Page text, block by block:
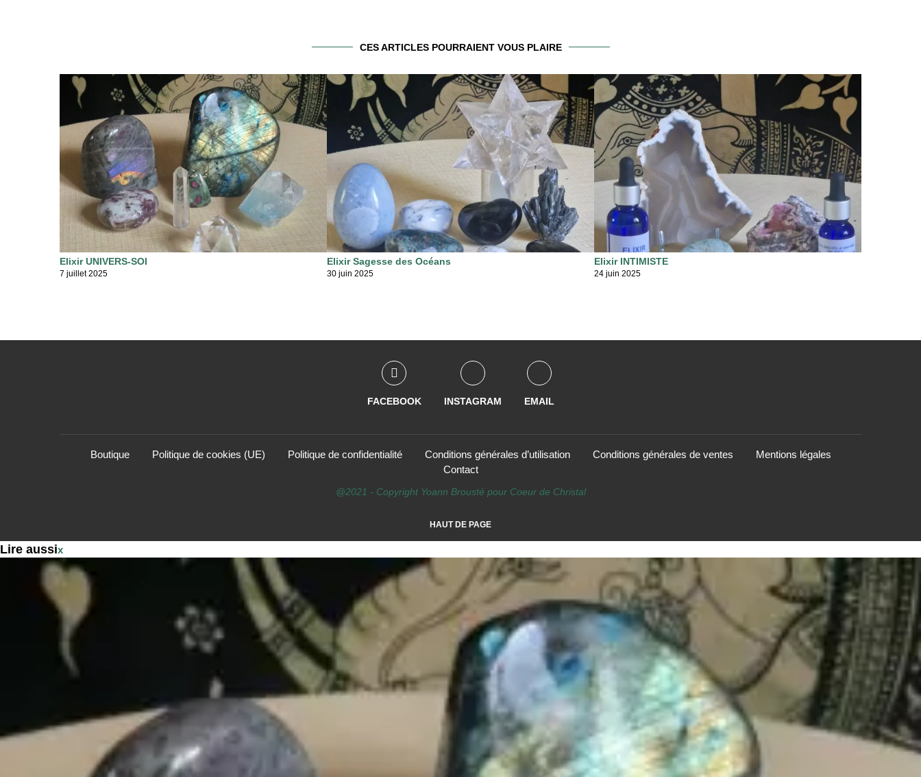
CES ARTICLES POURRAIENT VOUS PLAIRE
Elixir UNIVERS-SOI
7 juillet 2025
Elixir Sagesse des Océans
30 juin 2025
Elixir INTIMISTE
24 juin 2025
FACEBOOK INSTAGRAM EMAIL
Boutique Politique de cookies (UE) Politique de confidentialité Conditions générales d’utilisation Conditions générales de ventes
Mentions légales
Contact
@2021 - Copyright Yoann Brousté pour Coeur de Christal
HAUT DE PAGE
Lire aussix